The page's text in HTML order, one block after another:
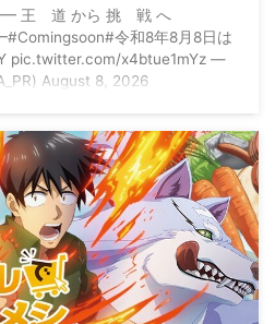
王 道 から 挑 戦 へ
令和8年8月8日は
pic.twitter.com/x4btue1mYz —
August 8, 2026